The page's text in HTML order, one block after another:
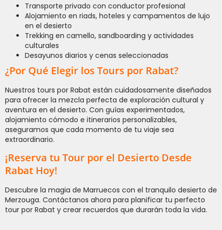
Transporte privado con conductor profesional
Alojamiento en riads, hoteles y campamentos de lujo
en el desierto
Trekking en camello, sandboarding y actividades
culturales
Desayunos diarios y cenas seleccionadas
¿Por Qué Elegir los Tours por Rabat?
Nuestros tours por Rabat están cuidadosamente diseñados
para ofrecer la mezcla perfecta de exploración cultural y
aventura en el desierto. Con guías experimentados,
alojamiento cómodo e itinerarios personalizables,
aseguramos que cada momento de tu viaje sea
extraordinario.
¡Reserva tu Tour por el Desierto Desde
Rabat Hoy!
Descubre la magia de Marruecos con el tranquilo desierto de
Merzouga. Contáctanos ahora para planificar tu perfecto
tour por Rabat y crear recuerdos que durarán toda la vida.